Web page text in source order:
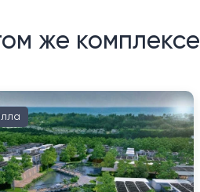
же комплексе